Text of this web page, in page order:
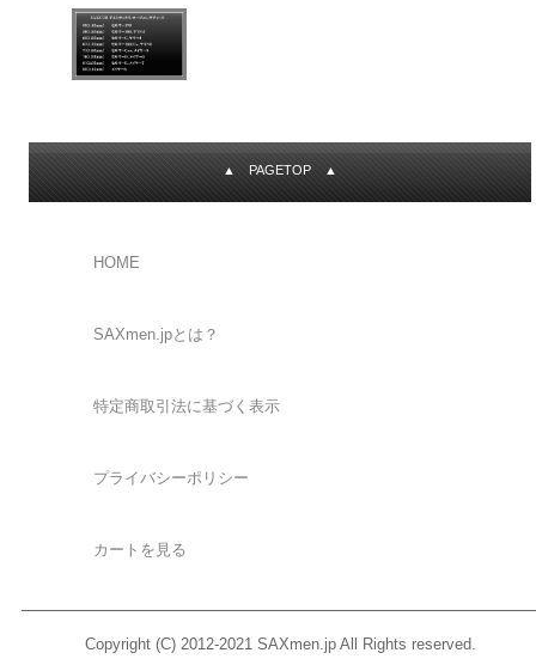
▲ PAGETOP ▲
HOME
SAXmen.jpとは？
特定商取引法に基づく表示
プライバシーポリシー
カートを見る
Copyright (C) 2012-2021 SAXmen.jp All Rights reserved.